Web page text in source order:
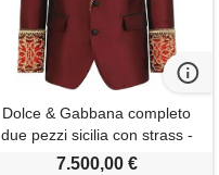
Dolce & Gabbana completo
due pezzi sicilia con strass -
rosso
7.500,00 €